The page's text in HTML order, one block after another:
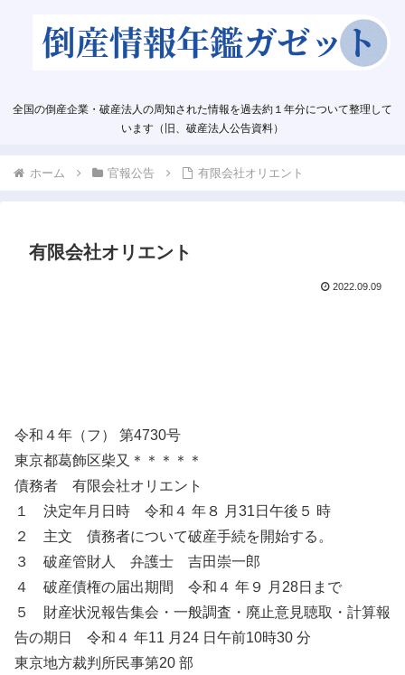
全国の倒産企業・破産法人の周知された情報を過去約１年分について整理して
います（旧、破産法人公告資料）
ホーム 官報公告 有限会社オリエント
有限会社オリエント
2022.09.09
令和４年（フ） 第4730号
東京都葛飾区柴又＊＊＊＊＊
債務者 有限会社オリエント
１ 決定年月日時 令和４ 年８ 月31日午後５ 時
２ 主文 債務者について破産手続を開始する。
３ 破産管財人 弁護士 吉田崇一郎
４ 破産債権の届出期間 令和４ 年９ 月28日まで
５ 財産状況報告集会・一般調査・廃止意見聴取・計算報
告の期日 令和４ 年11 月24 日午前10時30 分
東京地方裁判所民事第20 部